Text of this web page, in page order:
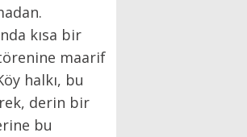
kısa bir
maarif
halkı, bu
derin bir
bu